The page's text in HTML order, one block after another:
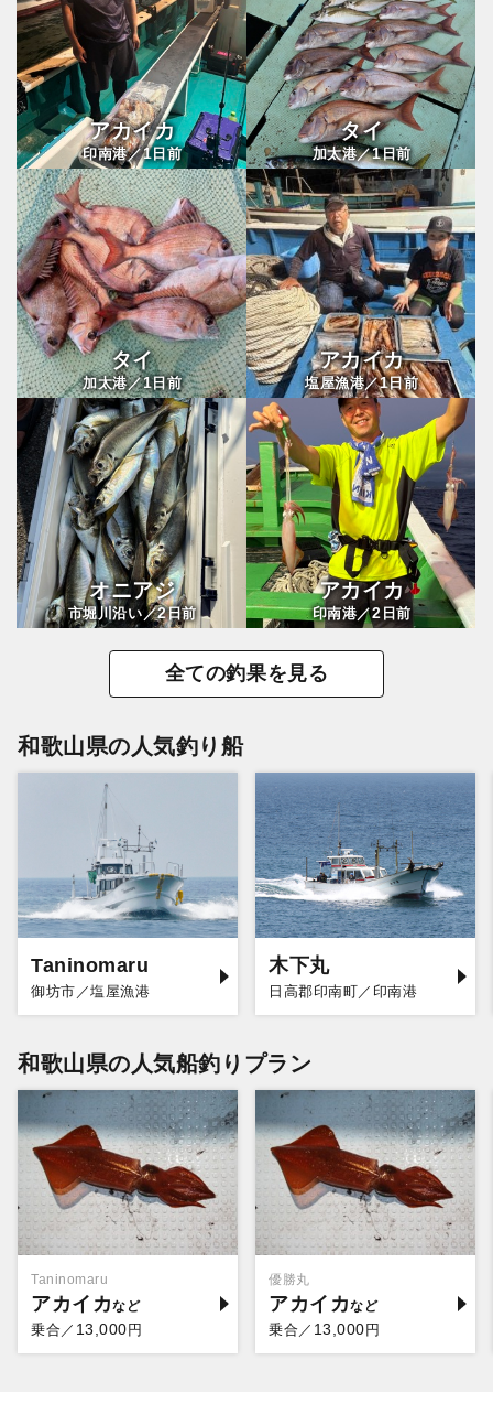
アカイカ
印南港／1日前
タイ
加太港／1日前
タイ
加太港／1日前
アカイカ
塩屋漁港／1日前
オニアジ
市堀川沿い／2日前
アカイカ
印南港／2 日前
全ての釣果を見る
和歌山県の人気釣り船
Taninomaru
御坊市／塩屋漁港
木下丸
日高郡印南町／印南港
和歌山県の人気船釣りプラン
Taninomaru
アカイカ
乗合／ 13,000円
優勝丸
アカイカ
乗合／ 13,000円